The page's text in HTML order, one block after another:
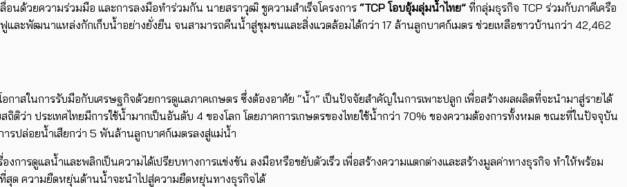
อนด้วยความร่วมมือ และการลงมือทำร่วมกัน นายสราวุฒิ ชูความสำเร็จโครงการ “TCP โอบอุ้มลุ่มน้ำไทย” ที่กลุ่มธุรกิจ TCP ร่วมกับภาคีเครือ
ละพัฒนาแหล่งกักเก็บน้ำอย่างยั่งยืน จนสามารถคืนน้ำสู่ชุมชนและสิ่งแวดล้อมได้กว่า 17 ล้านลูกบาศก์เมตร ช่วยเหลือชาวบ้านกว่า 42,462
กาสในการรับมือกับเศรษฐกิจด้วยการดูแลภาคเกษตร ซึ่งต้องอาศัย “น้ำ” เป็นปัจจัยสำคัญในการเพาะปลูก เพื่อสร้างผลผลิตที่จะนำมาสู่รายได้
ถิติว่า ประเทศไทยมีการใช้น้ำมากเป็นอันดับ 4 ของโลก โดยภาคการเกษตรของไทยใช้น้ำกว่า 70% ของความต้องการทั้งหมด ขณะที่ในปัจจุบัน
ปล่อยน้ำเสียกว่า 5 พันล้านลูกบาศก์เมตรลงสู่เเม่น้ำ
งการดูแลน้ำและพลิกเป็นความได้เปรียบทางการแข่งขัน ลงมือหรือขยับตัวเร็ว เพื่อสร้างความแตกต่างและสร้างมูลค่าทางธุรกิจ ทำให้พร้อม
สุด ความยืดหยุ่นด้านน้ำจะนำไปสู่ความยืดหยุ่นทางธุรกิจได้